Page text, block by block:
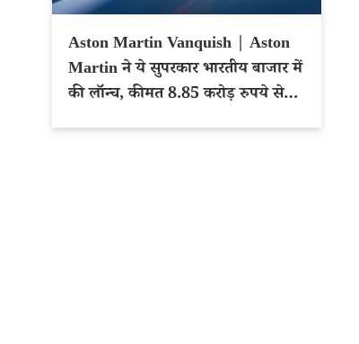
Aston Martin Vanquish | Aston
Martin ने ये सुपरकार भारतीय बाजार में
की लॉन्च, कीमत 8.85 करोड़ रुपये से